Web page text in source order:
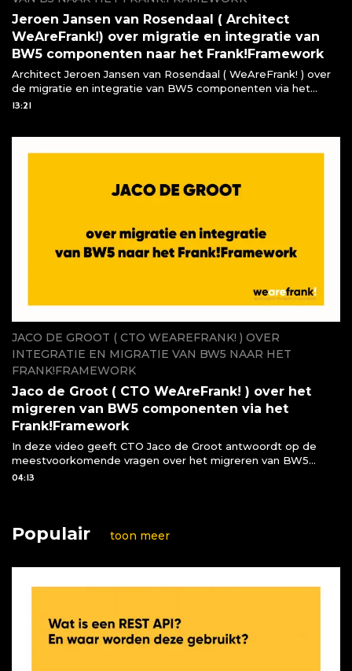
Jeroen Jansen van Rosendaal ( Architect
WeAreFrank!) over migratie en integratie van
BW5 componenten naar het Frank!Framework
Architect Jeroen Jansen van Rosendaal ( WeAreFrank! ) over
de migratie en integratie van BW5 componenten via het
Frank!Framework
13:21
JACO DE GROOT ( CTO WEAREFRANK! ) OVER
INTEGRATIE EN MIGRATIE VAN BW5 NAAR HET
FRANK!FRAMEWORK
Jaco de Groot ( CTO WeAreFrank! ) over het
migreren van BW5 componenten via het
Frank!Framework
In deze video geeft CTO Jaco de Groot antwoordt op de
meestvoorkomende vragen over het migreren van BW5
componenten naar het Frank!Framework
04:13
Populair toon meer